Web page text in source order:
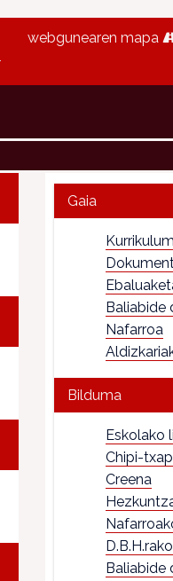
webgunearen mapa
Gaia
Baliabide
Nafarroa
Bilduma
Eskolako
Chipi-
Creena
Baliabide